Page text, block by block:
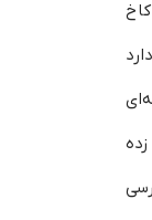
زده